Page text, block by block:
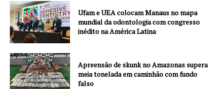
Ufam e UEA colocam Manaus no mapa
mundial da odontologia com congresso
inédito na América Latina
Apreensão de skunk no Amazonas supera
meia tonelada em caminhão com fundo
falso